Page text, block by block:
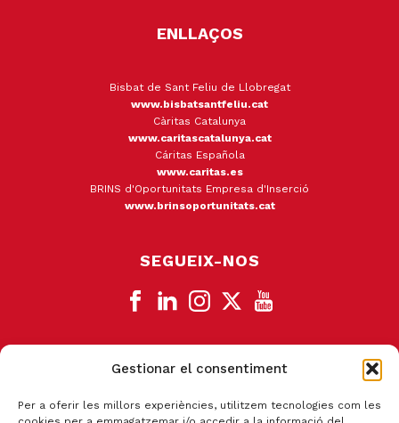
Gestionar el consentiment
Per a oferir les millors experiències, utilitzem tecnologies com les
ENLLAÇOS
Bisbat de Sant Feliu de Llobregat
www.bisbatsantfeliu.cat
Càritas Catalunya
www.caritascatalunya.cat
Cáritas Española
www.caritas.es
BRINS d'Oportunitats Empresa d'Inserció
www.brinsoportunitats.cat
SEGUEIX-NOS
CANAL DE DENÚNCIA